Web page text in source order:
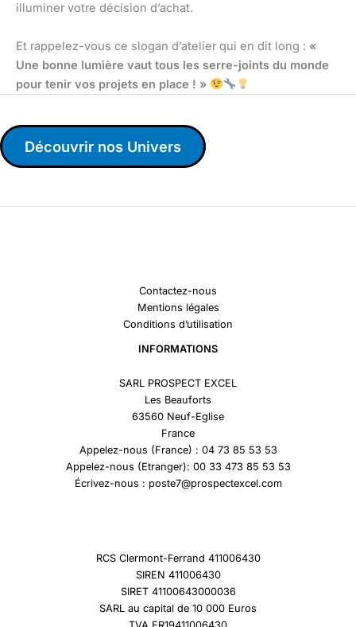
illuminer votre décision d’achat.
Et rappelez-vous ce slogan d’atelier qui en dit long : «
Une bonne lumière vaut tous les serre-joints du monde
pour tenir vos projets en place ! »
Découvrir nos Univers
Contactez-nous
Mentions légales
Conditions d’utilisation
INFORMATIONS
SARL PROSPECT EXCEL
Les Beauforts
63560 Neuf-Eglise
France
Appelez-nous (France) : 04 73 85 53 53
Appelez-nous (Etranger): 00 33 473 85 53 53
Écrivez-nous : poste7@prospectexcel.com
RCS Clermont-Ferrand 411006430
SIREN 411006430
SIRET 41100643000036
SARL au capital de 10 000 Euros